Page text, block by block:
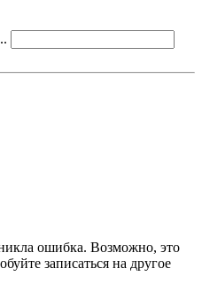
ошибка. Возможно, это
записаться на другое